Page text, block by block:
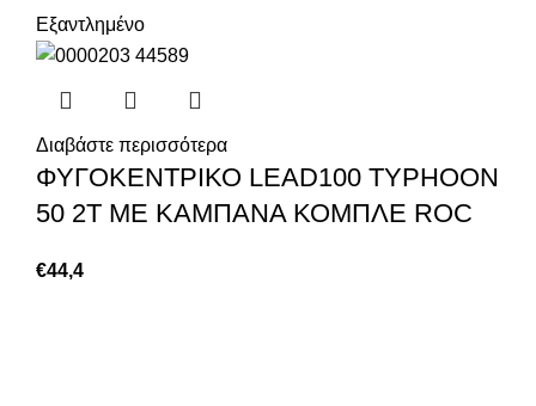
Εξαντλημένο
Διαβάστε περισσότερα
ΦΥΓΟΚΕΝΤΡΙΚΟ LEAD100 TYPHOON
50 2T ΜΕ ΚΑΜΠΑΝΑ ΚΟΜΠΛΕ ROC
€44,4